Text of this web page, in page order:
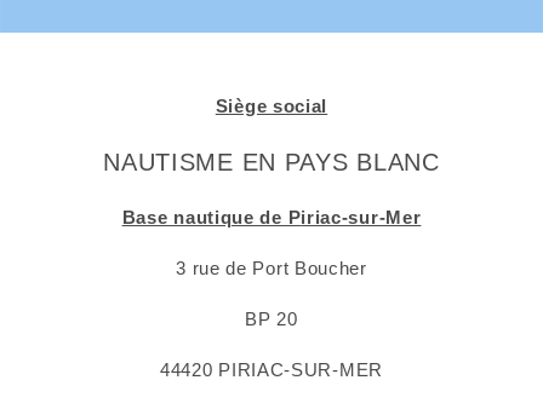
Siège social
NAUTISME EN PAYS BLANC
Base nautique de Piriac-sur-Mer
3 rue de Port Boucher
BP 20
44420 PIRIAC-SUR-MER